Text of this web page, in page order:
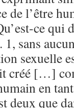
de l’être
ce qui
sans
sexuelle
créé […]
en
deux que